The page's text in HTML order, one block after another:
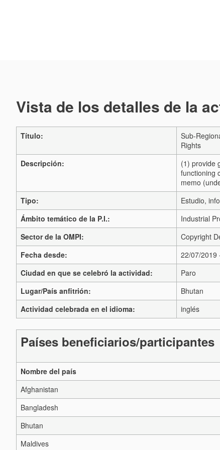
Vista de los detalles de la
Título:
Sub-
Rights
Descripción:
(1) provide
functioning
memo
Tipo:
Estudio,
Ámbito temático de la P.I.:
Industrial
Sector de la OMPI:
Copyright
Fecha desde:
22/07/2019
Ciudad en que se celebró la actividad:
Paro
Lugar/País anfitrión:
Bhutan
Actividad celebrada en el idioma:
inglés
Países beneficiarios/participantes
Nombre del país
Afghanistan
Bangladesh
Bhutan
Maldives